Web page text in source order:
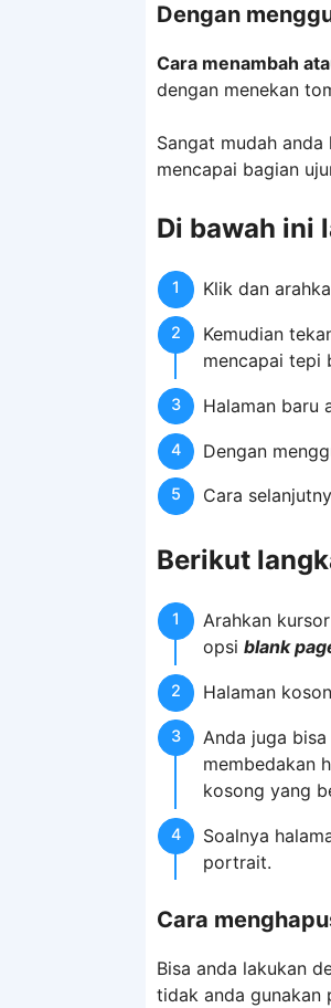
Dengan
Cara menambah
dengan menekan
Sangat mudah
mencapai bagian
Di bawah ini
Klik dan
Kemudian
mencapai tepi
Halaman baru
Dengan
Cara
Berikut
Arahkan
opsi blank
Halaman
Anda juga
membedakan
kosong yang
Soalnya
portrait.
Cara
Bisa anda lakukan
tidak anda gunakan